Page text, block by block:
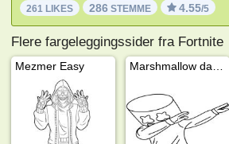
261 LIKES 286 STEMME 4.55/5
Flere fargeleggingssider fra Fortnite
Mezmer Easy